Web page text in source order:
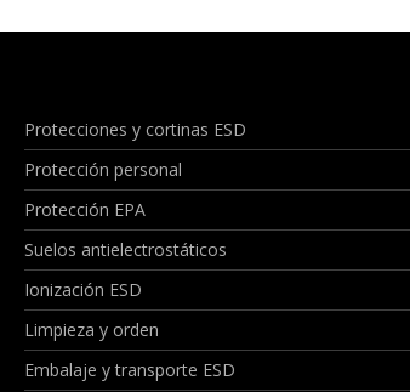
Protecciones y cortinas ESD
Protección personal
Protección EPA
Suelos antielectrostáticos
Ionización ESD
Limpieza y orden
Embalaje y transporte ESD